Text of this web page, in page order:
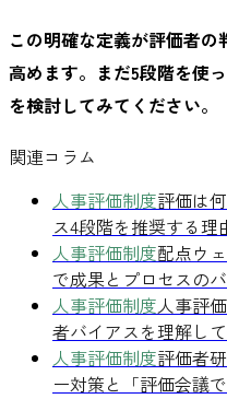
この明確な定義が評価者
高めます。まだ5段階を使
を検討してみてください。
関連コラム
人事評価制度評価は
ス4段階を推奨する理
人事評価制度配点ウ
で成果とプロセスの
人事評価制度人事評
者バイアスを理解し
人事評価制度評価者
ー対策と「評価会議